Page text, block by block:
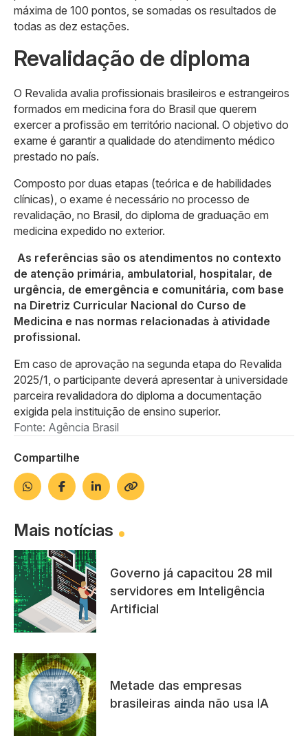
máxima de 100 pontos, se somadas os resultados de
todas as dez estações.
Revalidação de diploma
O Revalida avalia profissionais brasileiros e estrangeiros
formados em medicina fora do Brasil que querem
exercer a profissão em território nacional. O objetivo do
exame é garantir a qualidade do atendimento médico
prestado no país.
Composto por duas etapas (teórica e de habilidades
clínicas), o exame é necessário no processo de
revalidação, no Brasil, do diploma de graduação em
medicina expedido no exterior.
As referências são os atendimentos no contexto
de atenção primária, ambulatorial, hospitalar, de
urgência, de emergência e comunitária, com base
na Diretriz Curricular Nacional do Curso de
Medicina e nas normas relacionadas à atividade
profissional.
Em caso de aprovação na segunda etapa do Revalida
2025/1, o participante deverá apresentar à universidade
parceira revalidadora do diploma a documentação
exigida pela instituição de ensino superior.
Fonte: Agência Brasil
Compartilhe
Mais notícias
Governo já capacitou 28 mil
servidores em Inteligência
Artificial
Metade das empresas
brasileiras ainda não usa IA